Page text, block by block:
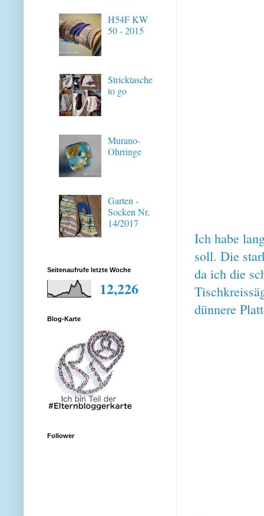
Ich habe
soll. Die
da ich die
dünnere
H54F KW
50 - 2015
Stricktasche
to go
Murano-
Ohrringe
Garten -
Socken Nr.
14/2017
Seitenaufrufe letzte Woche
12,226
Blog-Karte
Follower